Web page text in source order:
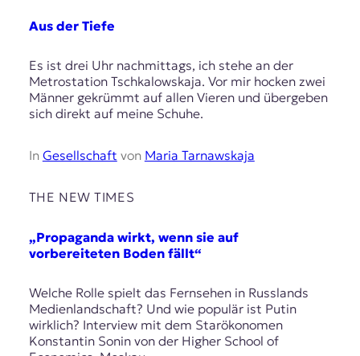
Aus der Tiefe
Es ist drei Uhr nachmittags, ich stehe an der
Metrostation Tschkalowskaja. Vor mir hocken zwei
Männer gekrümmt auf allen Vieren und übergeben
sich direkt auf meine Schuhe.
In Gesellschaft von Maria Tarnawskaja
THE NEW TIMES
„Propaganda wirkt, wenn sie auf
vorbereiteten Boden fällt“
Welche Rolle spielt das Fernsehen in Russlands
Medienlandschaft? Und wie populär ist Putin
wirklich? Interview mit dem Starökonomen
Konstantin Sonin von der Higher School of